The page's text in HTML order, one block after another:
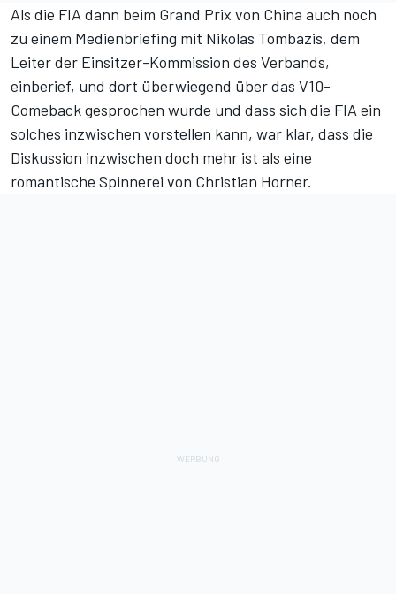
Als die FIA dann beim Grand Prix von China auch noch
zu einem Medienbriefing mit Nikolas Tombazis, dem
Leiter der Einsitzer-Kommission des Verbands,
einberief, und dort überwiegend über das V10-
Comeback gesprochen wurde und dass sich die FIA ein
solches inzwischen vorstellen kann, war klar, dass die
Diskussion inzwischen doch mehr ist als eine
romantische Spinnerei von Christian Horner.